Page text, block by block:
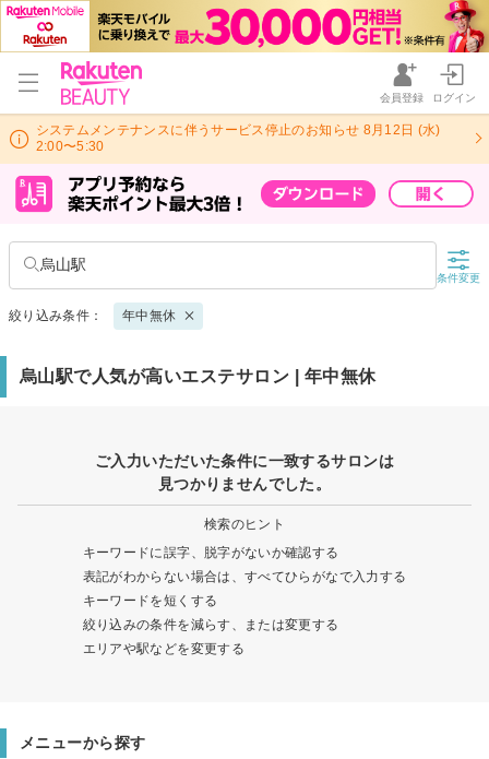
会員登録 ログイン
システムメンテナンスに伴うサービス停止のお知らせ 8月12日 (水)
2:00〜5:30
烏山駅
条件変更
絞り込み条件： 年中無休
烏山駅で人気が高いエステサロン | 年中無休
ご入力いただいた条件に一致するサロンは
見つかりませんでした。
検索のヒント
キーワードに誤字、脱字がないか確認する
表記がわからない場合は、すべてひらがなで入力する
キーワードを短くする
絞り込みの条件を減らす、または変更する
エリアや駅などを変更する
メニューから探す